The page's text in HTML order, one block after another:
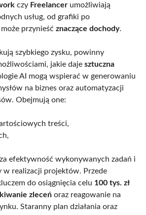
czy Freelancer umożliwiają
usług, od grafiki po
przynieść znaczące dochody.
szybkiego zysku, powinny
jakie daje sztuczna
AI mogą wspierać w generowaniu
na biznes oraz automatyzacji
Obejmują one:
treści,
efektywność wykonywanych zadań i
w realizacji projektów. Przede
do osiągnięcia celu 100 tys. zł
zleceń oraz reagowanie na
Staranny plan działania oraz